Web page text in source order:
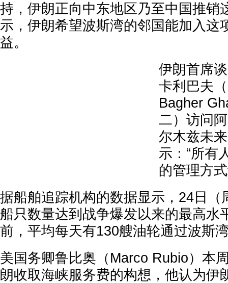
持，伊朗正向中东地区乃至中国推销
示，伊朗希望波斯湾的邻国能加入这
益。
伊朗首席
卡利巴夫
Bagher
二）访问
尔木兹未
示：“所有
的管理方
据船舶追踪机构的数据显示，24日（
船只数量达到战争爆发以来的最高水
前，平均每天有130艘油轮通过波斯
美国务卿鲁比奥（Marco Rubio）本
朗收取海峡服务费的构想，他认为伊